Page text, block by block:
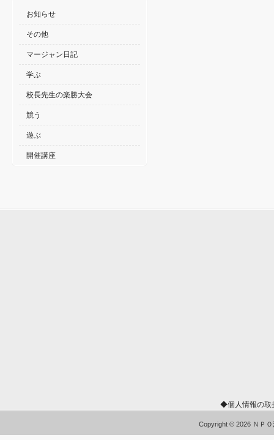
お知らせ
その他
マージャン日記
学ぶ
校長先生の楽勝大会
競う
遊ぶ
開催講座
◆個人情報の
Copyright © 2026 ＮＰ